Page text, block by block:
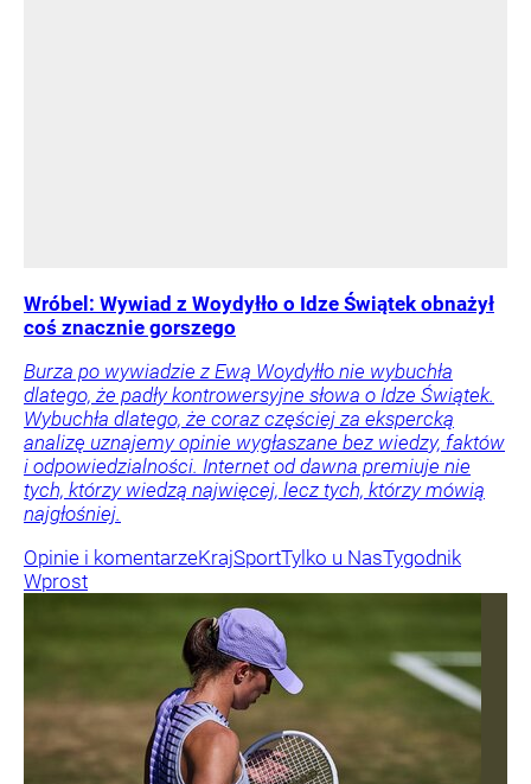
Wróbel: Wywiad z Woydyłło o Idze Świątek obnażył
coś znacznie gorszego
Burza po wywiadzie z Ewą Woydyłło nie wybuchła
dlatego, że padły kontrowersyjne słowa o Idze Świątek.
Wybuchła dlatego, że coraz częściej za ekspercką
analizę uznajemy opinie wygłaszane bez wiedzy, faktów
i odpowiedzialności. Internet od dawna premiuje nie
tych, którzy wiedzą najwięcej, lecz tych, którzy mówią
najgłośniej.
Opinie i komentarzeKrajSportTylko u NasTygodnik
Wprost